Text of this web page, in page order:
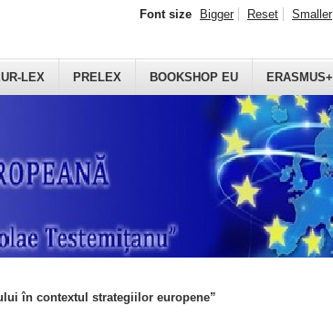
LEX PRELEX BOOKSHOP EU ERASMUS+
Font size Bigger Reset Smaller
în contextul strategiilor europene”